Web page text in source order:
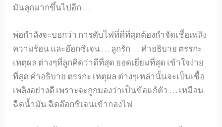
มันลุกมากขึ้นไปอีก …
พ่อกำลังจะบอกว่า การดับไฟที่ดีที่สุดต้องกำจัดเชื้อเพลิง
ความร้อน และอ๊อกซิเจน … ลูกรัก … คำอธิบาย ตรรกะ
เหตุผล ต่างๆที่ลูกคิดว่าดีที่สุด ยอดเยี่ยมที่สุด เข้าใจง่าย
ที่สุด คำอธิบาย ตรรกะ เหตุผล ต่างๆเหล่านั้นจะเป็นเชื้อ
เพลิงอย่างดี เพราะจะถูกมองว่าเป็นข้อแก้ตัว … เหมือน
ฉีดน้ำมัน ฉีดอ๊อกซิเจนเข้ากองไฟ